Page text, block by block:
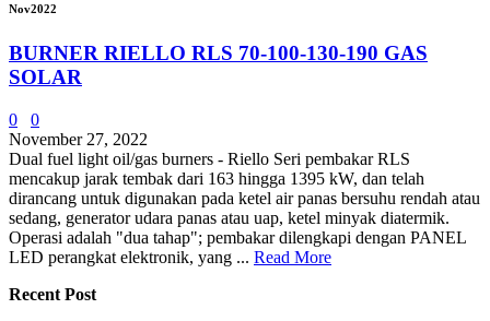
Nov2022
BURNER RIELLO RLS 70-100-130-190 GAS
SOLAR
0
0
November 27, 2022
Dual fuel light oil/gas burners - Riello Seri pembakar RLS
mencakup jarak tembak dari 163 hingga 1395 kW, dan telah
dirancang untuk digunakan pada ketel air panas bersuhu rendah atau
sedang, generator udara panas atau uap, ketel minyak diatermik.
Operasi adalah "dua tahap"; pembakar dilengkapi dengan PANEL
LED perangkat elektronik, yang ... Read More
Recent Post